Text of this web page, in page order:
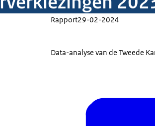
Rapport29-02-2024
Data-analyse van de Tweede